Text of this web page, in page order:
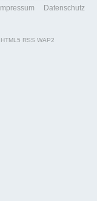
Impressum Datenschutz
HTML5 RSS WAP2